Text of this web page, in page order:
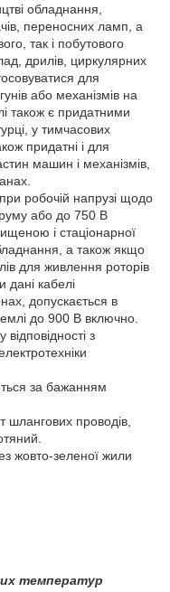
обладнання,
переносних ламп, а
так і побутового
дрилів, циркулярних
для
або механізмів на
також є придатними
у тимчасових
придатні і для
машин і механізмів,
робочій напрузі щодо
або до 750 В
і стаціонарної
а також якщо
для живлення роторів
дані кабелі
допускається в
до 900 В включно.
з
за бажанням
шлангових проводів,
жовто-зеленої жили
температур